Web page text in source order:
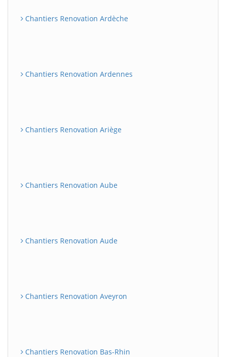
Chantiers Renovation Ardèche
Chantiers Renovation Ardennes
Chantiers Renovation Ariège
Chantiers Renovation Aube
Chantiers Renovation Aude
Chantiers Renovation Aveyron
Chantiers Renovation Bas-Rhin